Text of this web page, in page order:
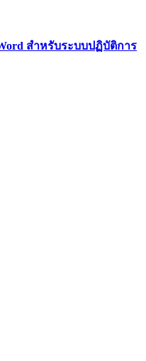
สำหรับระบบปฏิบัติการ